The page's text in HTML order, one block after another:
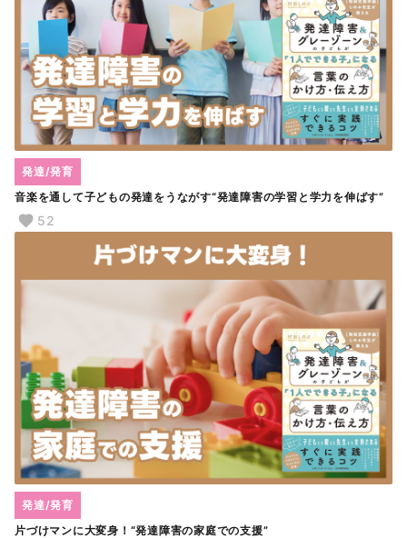
音楽を通して子どもの発達をうながす“発達障害の学習と学力を伸ばす”
発達/発育
52
片づけマンに大変身！“発達障害の家庭での支援”
発達/発育